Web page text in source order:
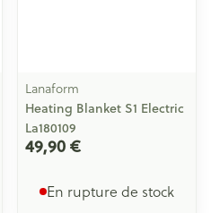
Lanaform
Heating Blanket S1 Electric
La180109
49,90 €
En rupture de stock